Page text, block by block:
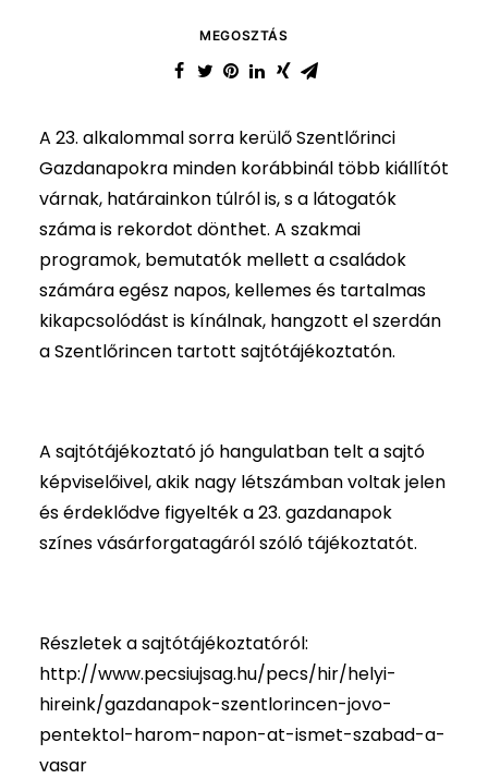
MEGOSZTÁS
A 23. alkalommal sorra kerülő Szentlőrinci
Gazdanapokra minden korábbinál több kiállítót
várnak, határainkon túlról is, s a látogatók
száma is rekordot dönthet. A szakmai
programok, bemutatók mellett a családok
számára egész napos, kellemes és tartalmas
kikapcsolódást is kínálnak, hangzott el szerdán
a Szentlőrincen tartott sajtótájékoztatón.
A sajtótájékoztató jó hangulatban telt a sajtó
képviselőivel, akik nagy létszámban voltak jelen
és érdeklődve figyelték a 23. gazdanapok
színes vásárforgatagáról szóló tájékoztatót.
Részletek a sajtótájékoztatóról:
http://www.pecsiujsag.hu/pecs/hir/helyi-
hireink/gazdanapok-szentlorincen-jovo-
pentektol-harom-napon-at-ismet-szabad-a-
vasar